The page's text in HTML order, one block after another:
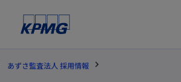
あずさ監査法人 採用情報